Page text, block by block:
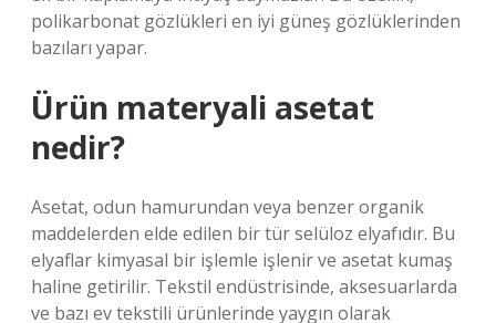
polikarbonat gözlükleri en iyi güneş gözlüklerinden
bazıları yapar.
Ürün materyali asetat
nedir?
Asetat, odun hamurundan veya benzer organik
maddelerden elde edilen bir tür selüloz elyafıdır. Bu
elyaflar kimyasal bir işlemle işlenir ve asetat kumaş
haline getirilir. Tekstil endüstrisinde, aksesuarlarda
ve bazı ev tekstili ürünlerinde yaygın olarak